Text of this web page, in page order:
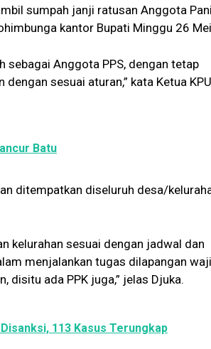
sumpah janji ratusan Anggota
kantor Bupati Minggu 26
sebagai Anggota PPS, dengan tetap
sesuai aturan,” kata Ketua KPU
Batu
ditempatkan diseluruh desa/
kelurahan sesuai dengan jadwal dan
menjalankan tugas dilapangan
ada PPK juga,” jelas Djuka.
113 Kasus Terungkap